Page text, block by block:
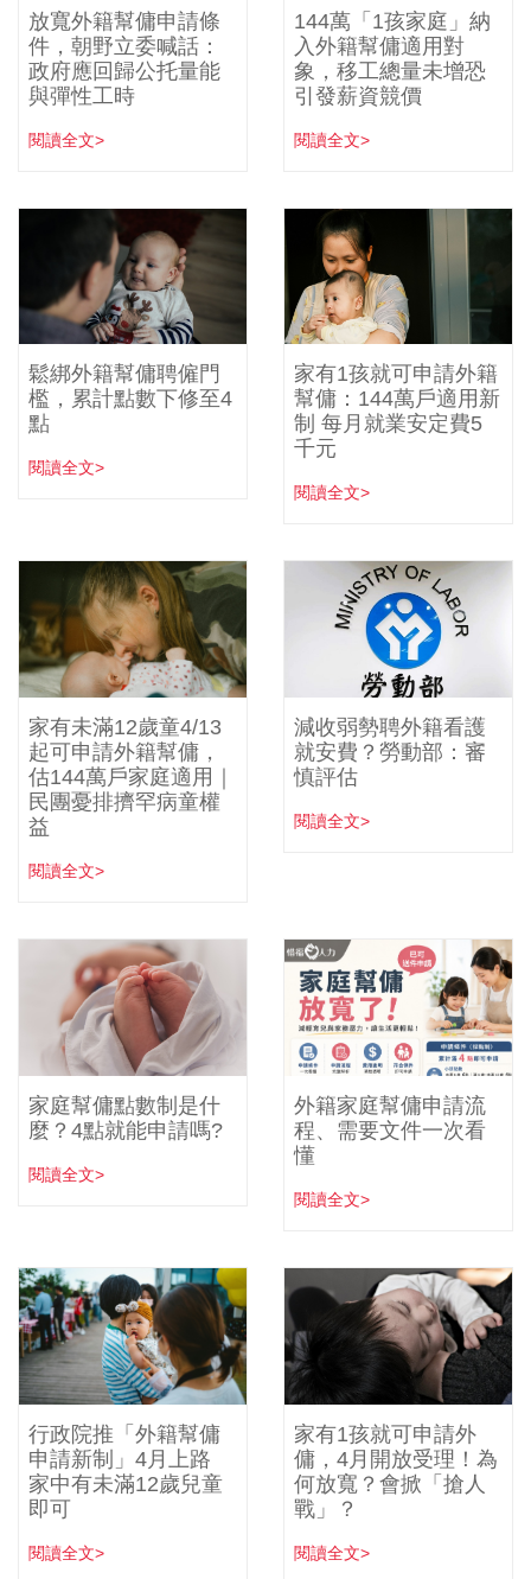
放寬外籍幫傭申請條
件，朝野立委喊話：
政府應回歸公托量能
與彈性工時
閱讀全文>
144萬「1孩家庭」納
入外籍幫傭適用對
象，移工總量未增恐
引發薪資競價
閱讀全文>
鬆綁外籍幫傭聘僱門
檻，累計點數下修至4
點
閱讀全文>
家有1孩就可申請外籍
幫傭：144萬戶適用新
制 每月就業安定費5
千元
閱讀全文>
家有未滿12歲童4/13
起可申請外籍幫傭，
估144萬戶家庭適用｜
民團憂排擠罕病童權
益
閱讀全文>
減收弱勢聘外籍看護
就安費？勞動部：審
慎評估
閱讀全文>
家庭幫傭點數制是什
麼？4點就能申請嗎?
閱讀全文>
外籍家庭幫傭申請流
程、需要文件一次看
懂
閱讀全文>
行政院推「外籍幫傭
申請新制」4月上路
家中有未滿12歲兒童
即可
閱讀全文>
家有1孩就可申請外
傭，4月開放受理！為
何放寬？會掀「搶人
戰」？
閱讀全文>